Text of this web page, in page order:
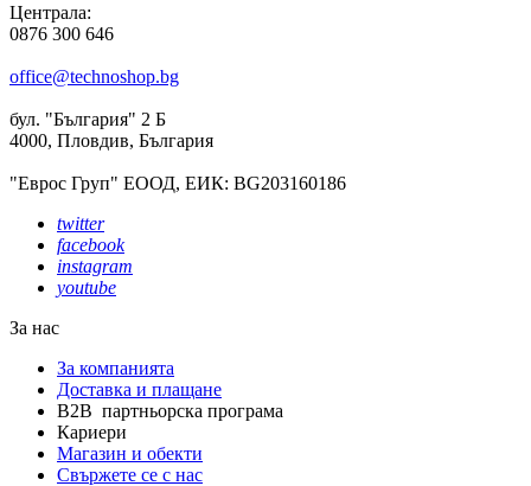
Централа:
0876 300 646
office@technoshop.bg
бул. "България" 2 Б
4000, Пловдив, България
"Еврос Груп" ЕООД, ЕИК: BG203160186
twitter
facebook
instagram
youtube
За нас
За компанията
Доставка и плащане
B2B партньорска програма
Кариери
Магазин и обекти
Свържете се с нас